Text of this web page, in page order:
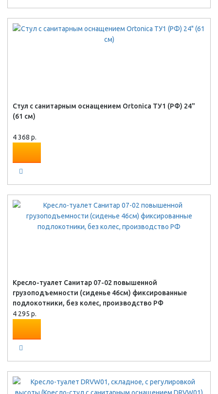
Стул с санитарным оснащением Ortonica ТУ1 (РФ) 24"
(61 см)
4 368 р.
Кресло-туалет Санитар 07-02 повышенной
грузоподъемности (сиденье 46см) фиксированные
подлокотники, без колес, производство РФ
4 295 р.